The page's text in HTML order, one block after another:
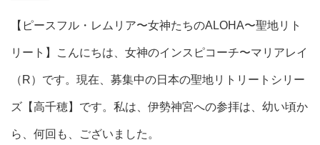
【ピースフル・レムリア〜女神たちのALOHA〜聖地リト
リート】こんにちは、女神のインスピコーチ〜マリアレイ
（R）です。現在、募集中の日本の聖地リトリートシリー
ズ【高千穂】です。私は、伊勢神宮への参拝は、幼い頃か
ら、何回も、ございました。